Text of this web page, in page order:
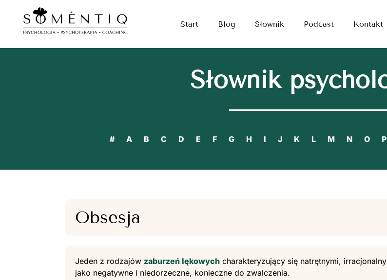
Start Blog Słownik Podcast Kontakt
Słownik
# A B C D E F G H I J K L M N O P
Obsesja
Jeden z rodzajów zaburzeń lękowych charakteryzujący się natrętnymi,
jako negatywne i niedorzeczne, konieczne do zwalczenia.